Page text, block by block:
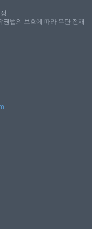
법의 보호에 따라 무단 전재